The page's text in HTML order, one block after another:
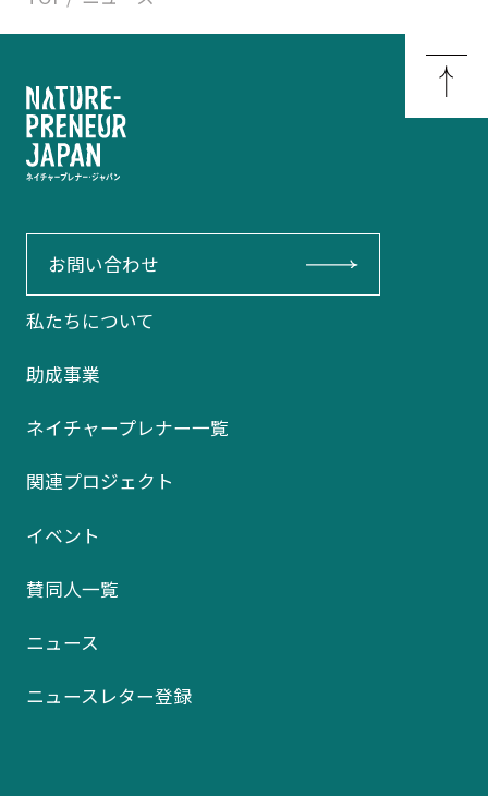
お問い合わせ
私たちについて
助成事業
ネイチャープレナー一覧
関連プロジェクト
イベント
賛同人一覧
ニュース
ニュースレター登録